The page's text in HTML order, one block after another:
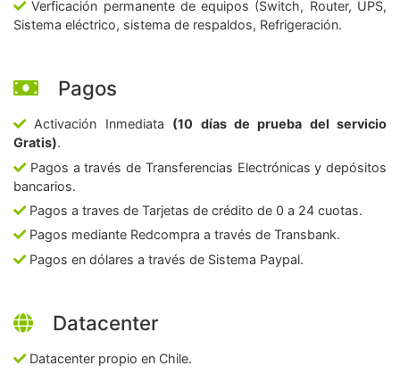
Verficación permanente de equipos (Switch, Router, UPS,
Sistema eléctrico, sistema de respaldos, Refrigeración.
Pagos
Activación Inmediata (10 días de prueba del servicio
Gratis).
Pagos a través de Transferencias Electrónicas y depósitos
bancarios.
Pagos a traves de Tarjetas de crédito de 0 a 24 cuotas.
Pagos mediante Redcompra a través de Transbank.
Pagos en dólares a través de Sistema Paypal.
Datacenter
Datacenter propio en Chile.